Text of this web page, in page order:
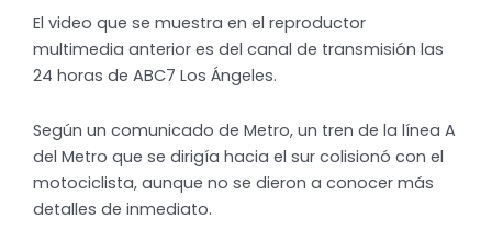
El video que se muestra en el reproductor
multimedia anterior es del canal de transmisión las
24 horas de ABC7 Los Ángeles.
Según un comunicado de Metro, un tren de la línea A
del Metro que se dirigía hacia el sur colisionó con el
motociclista, aunque no se dieron a conocer más
detalles de inmediato.